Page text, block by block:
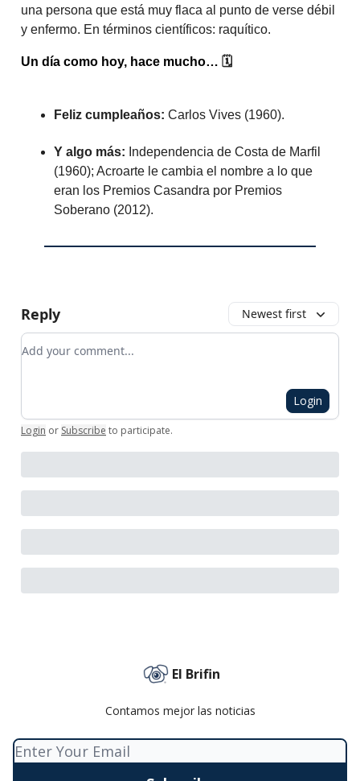
una persona que está muy flaca al punto de verse débil
y enfermo. En términos científicos: raquítico.
Un día como hoy, hace mucho… 🗓️
Feliz cumpleaños: Carlos Vives (1960).
Y algo más: Independencia de Costa de Marfil
(1960); Acroarte le cambia el nombre a lo que
eran los Premios Casandra por Premios
Soberano (2012).
Reply Newest first
Add your comment
Login
Login or Subscribe to participate.
El Brifin
Contamos mejor las noticias